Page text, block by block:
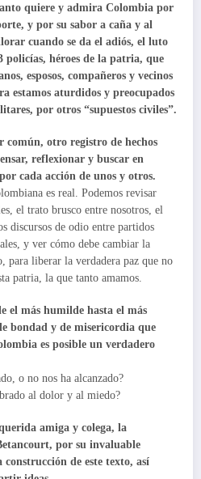
quiere y admira Colombia por
y por su sabor a caña y al
cuando se da el adiós, el luto
policías, héroes de la patria, que
esposos, compañeros y vecinos
estamos aturdidos y preocupados
por otros “supuestos civiles”.
común, otro registro de hechos
reflexionar y buscar en
cada acción de unos y otros.
es real. Podemos revisar
el trato brusco entre nosotros, el
discursos de odio entre partidos
y ver cómo debe cambiar la
para liberar la verdadera paz que no
patria, la que tanto amamos.
el más humilde hasta el más
bondad y de misericordia que
es posible un verdadero
o no nos ha alcanzado?
al dolor y al miedo?
amiga y colega, la
por su invaluable
de este texto, así